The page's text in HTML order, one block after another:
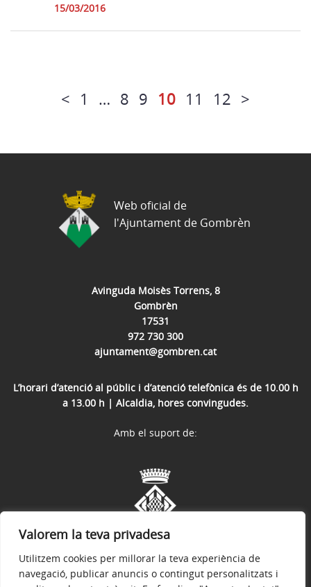
Valorem la teva privadesa
Utilitzem cookies per millorar la teva experiència de
navegació, publicar anuncis o contingut personalitzats i
15/03/2016
< 1 … 8 9 10 11 12 >
Avinguda Moisès Torrens, 8
Gombrèn
17531
972 730 300
ajuntament@gombren.cat
L’horari d’atenció al públic i d’atenció telefònica és de 10.00 h
a 13.00 h | Alcaldia, hores convingudes.
Web oficial de
l'Ajuntament de Gombrèn
Amb el suport de: